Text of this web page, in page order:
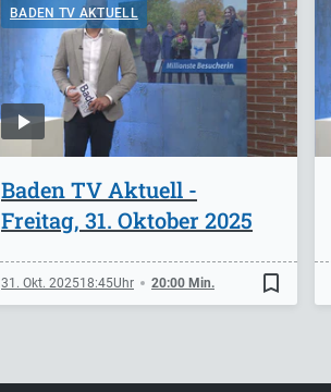
BADEN TV AKTUELL
Baden TV Aktuell -
Freitag, 31. Oktober 2025
31. Okt. 202518:45 20:00 Min. bookmark_border